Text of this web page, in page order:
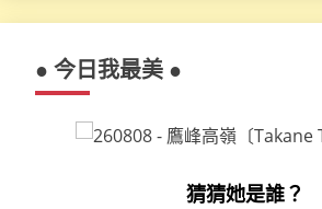
● 今日我最美 ●
猜猜她是誰？